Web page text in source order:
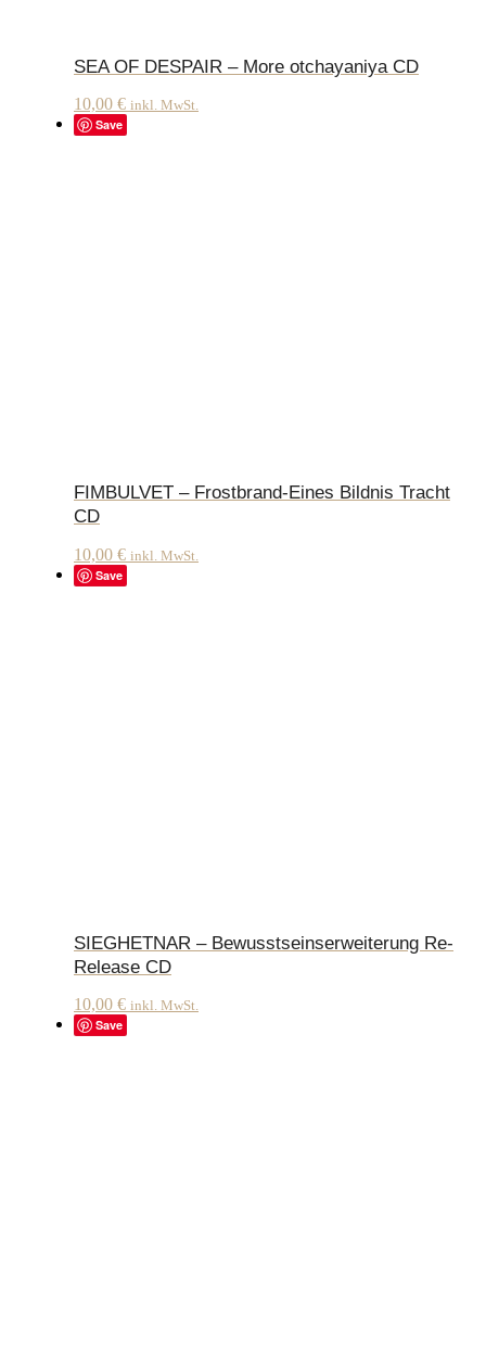
SEA OF DESPAIR – More otchayaniya CD
10,00 € inkl. MwSt.
Save
FIMBULVET – Frostbrand-Eines Bildnis Tracht
CD
10,00 € inkl. MwSt.
Save
SIEGHETNAR – Bewusstseinserweiterung Re-
Release CD
10,00 € inkl. MwSt.
Save